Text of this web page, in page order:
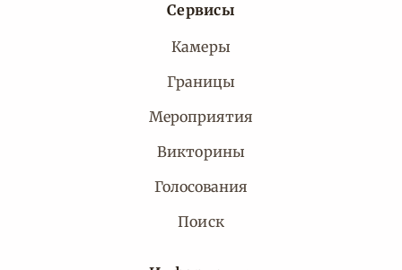
Сервисы
Камеры
Границы
Мероприятия
Викторины
Голосования
Поиск